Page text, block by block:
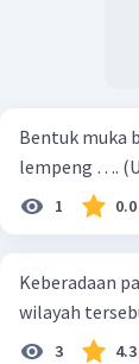
Bentuk muka
1 0.0
Keberadaan
wilayah
3 4.3